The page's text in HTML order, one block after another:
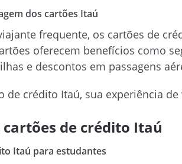
dos cartões Itaú
frequente, os cartões de
oferecem benefícios como
e descontos em passagens
de crédito Itaú, sua experiência
cartões de crédito Itaú
Itaú para estudantes